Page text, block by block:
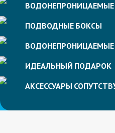
ВОДОНЕПРОНИЦАЕМЫЕ
ПОДВОДНЫЕ БОКСЫ
ВОДОНЕПРОНИЦАЕМЫЕ
ИДЕАЛЬНЫЙ ПОДАРОК
АКСЕССУАРЫ